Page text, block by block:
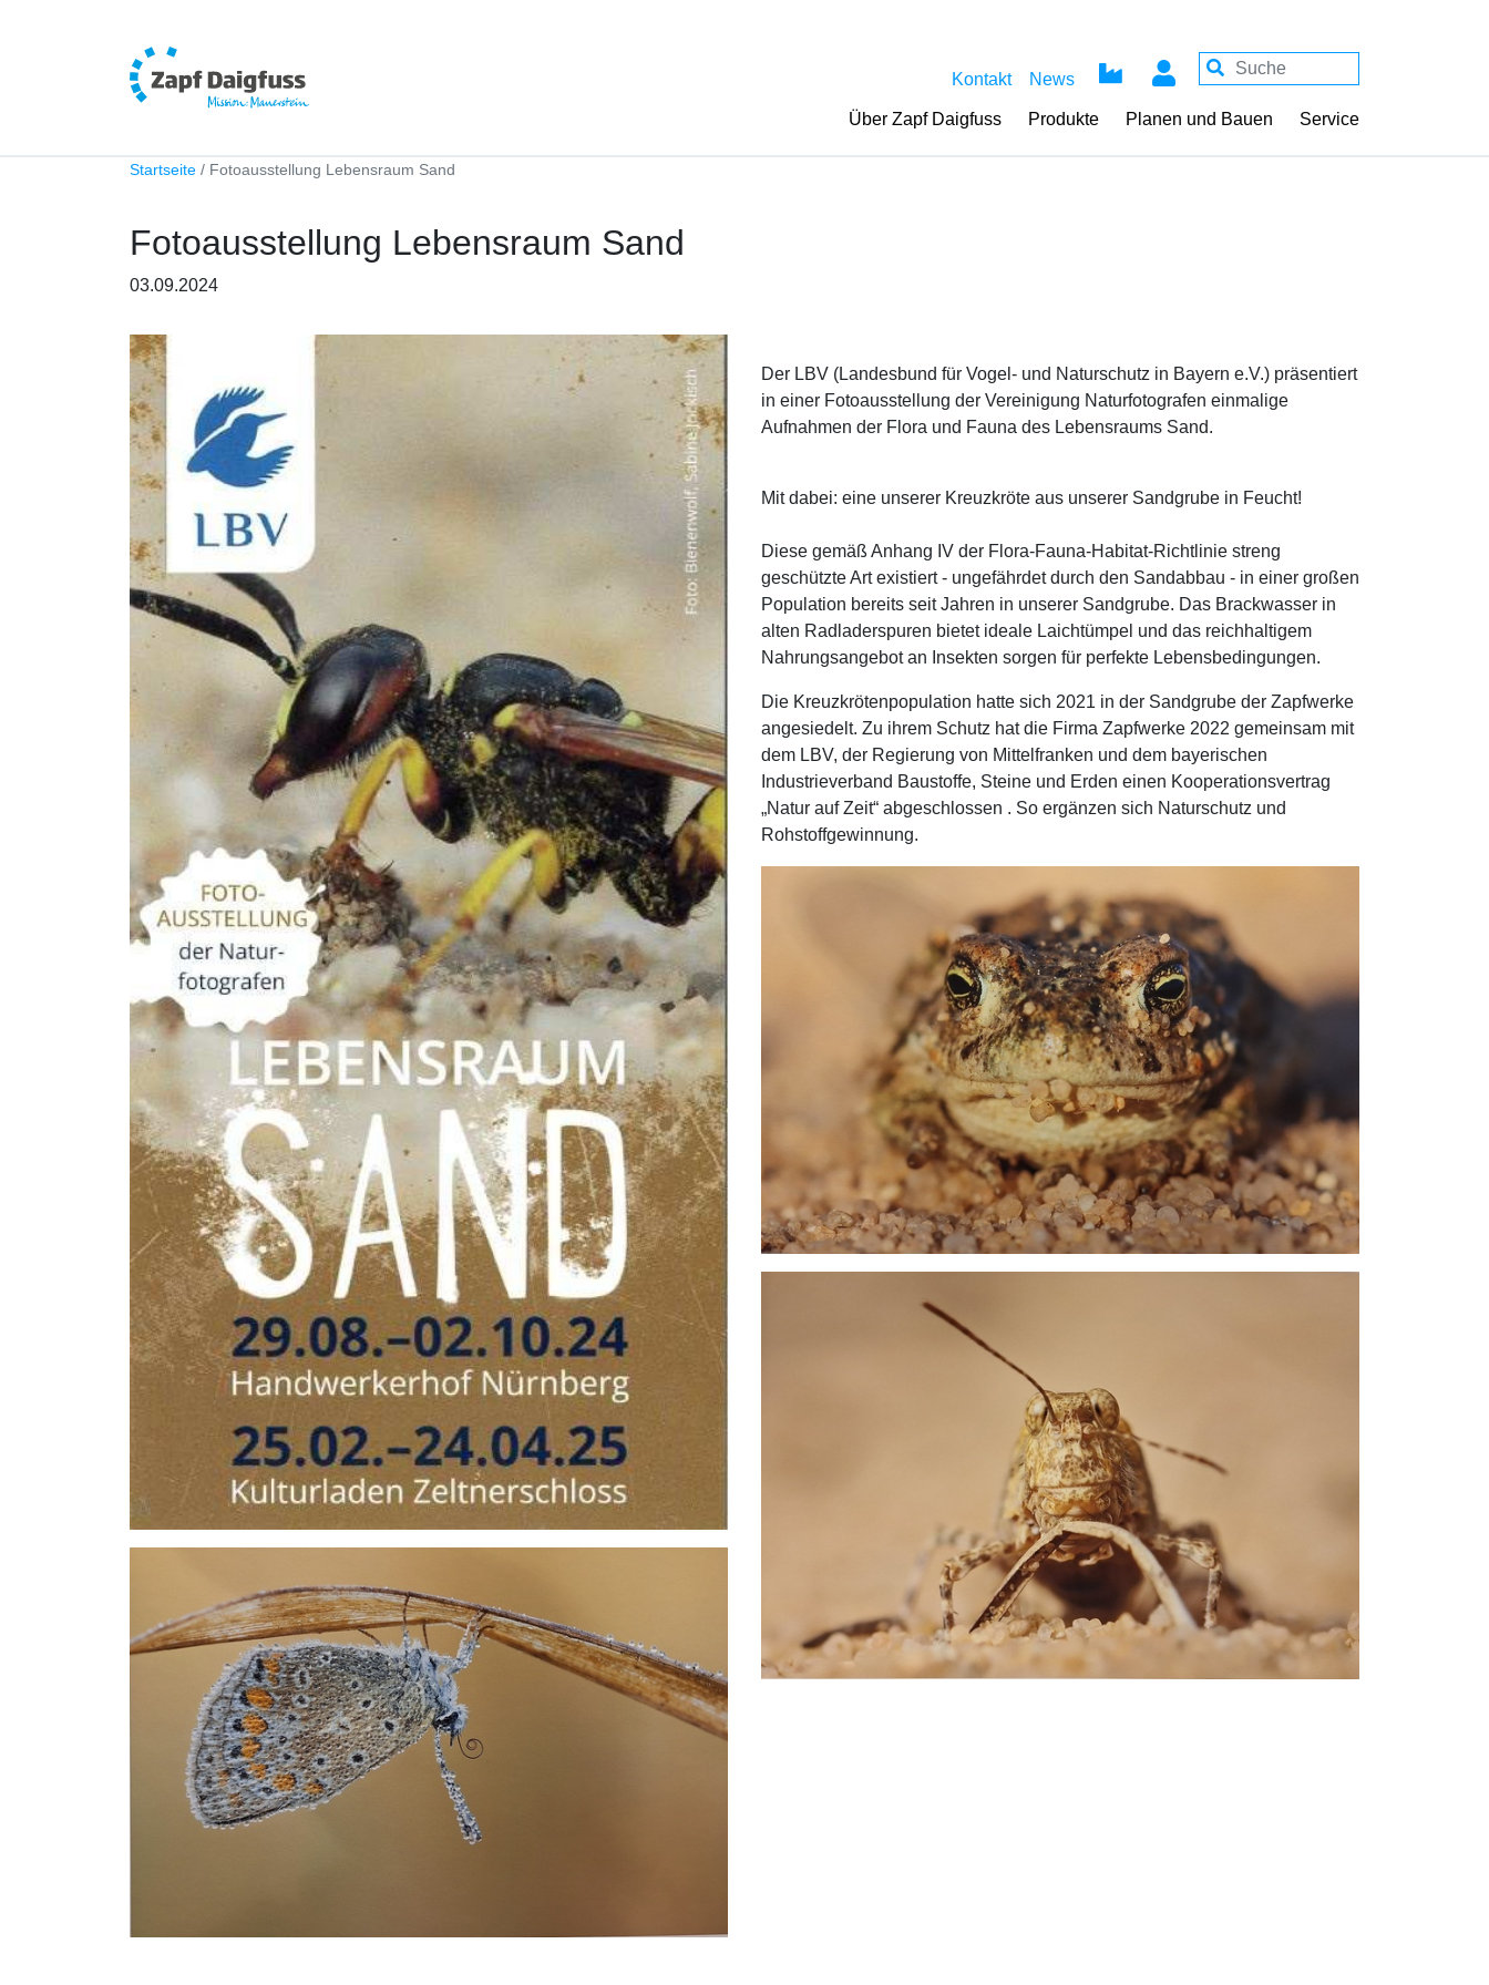
Kontakt News
Über Zapf Daigfuss Produkte Planen und Bauen Service
Startseite Fotoausstellung Lebensraum Sand
Fotoausstellung Lebensraum Sand
03.09.2024
Der LBV (Landesbund für Vogel- und Naturschutz in Bayern e.V.) präsentiert
in einer Fotoausstellung der Vereinigung Naturfotografen einmalige
Aufnahmen der Flora und Fauna des Lebensraums Sand.
Mit dabei: eine unserer Kreuzkröte aus unserer Sandgrube in Feucht!
Diese gemäß Anhang IV der Flora-Fauna-Habitat-Richtlinie streng
geschützte Art existiert - ungefährdet durch den Sandabbau - in einer großen
Population bereits seit Jahren in unserer Sandgrube. Das Brackwasser in
alten Radladerspuren bietet ideale Laichtümpel und das reichhaltigem
Nahrungsangebot an Insekten sorgen für perfekte Lebensbedingungen.
Die Kreuzkrötenpopulation hatte sich 2021 in der Sandgrube der Zapfwerke
angesiedelt. Zu ihrem Schutz hat die Firma Zapfwerke 2022 gemeinsam mit
dem LBV, der Regierung von Mittelfranken und dem bayerischen
Industrieverband Baustoffe, Steine und Erden einen Kooperationsvertrag
„Natur auf Zeit“ abgeschlossen . So ergänzen sich Naturschutz und
Rohstoffgewinnung.